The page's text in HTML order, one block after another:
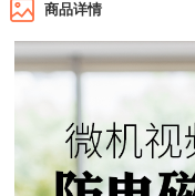
商品详情